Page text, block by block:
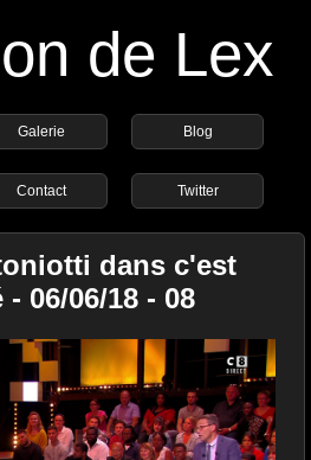
de Lex
Galerie Blog
Contact Twitter
dans c'est
06/06/18 - 08